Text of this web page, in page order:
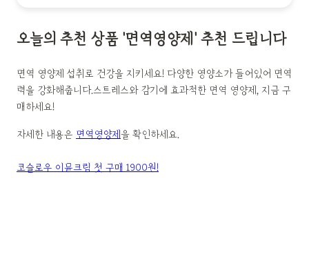
오늘의 추천 상품 '면역영양제' 추천 드립니다
면역 영양제 섭취로 건강을 지키세요! 다양한 영양소가 들어있어 면역
력을 강화해줍니다.스트레스와 감기에 효과적한 면역 영양제, 지금 구
매하세요!
자세한 내용은 면역영양제을 확인하세요.
코슬로우 이뮨크림 첫 구매 1900원!